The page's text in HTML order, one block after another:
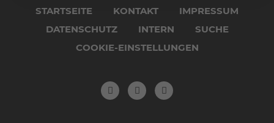
überspringenSTARTSEITE KONTAKT
IMPRESSUM
DATENSCHUTZ
INTERN
SUCHE
COOKIE-EINSTELLUNGEN